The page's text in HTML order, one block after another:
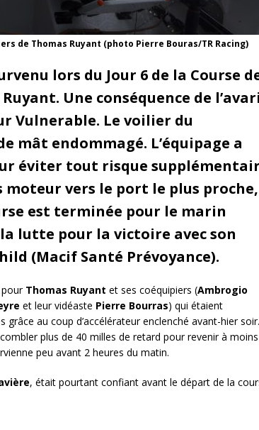
de Thomas Ruyant (photo Pierre Bouras/TR Racing)
lors du Jour 6 de la Course
Une conséquence de
Vulnerable. Le voilier du
mât endommagé. L’équipage a
éviter tout risque
moteur vers le port le plus proche,
est terminée pour le marin
lutte pour la victoire avec son
(Macif Santé Prévoyance).
pour Thomas Ruyant et ses coéquipiers (Ambrogio
et leur vidéaste Pierre Bourras) qui étaient
au coup d’accélérateur enclenché avant-hier soir.
plus de 40 milles de retard pour revenir à
peu avant 2 heures du matin.
, était pourtant confiant avant le départ de la